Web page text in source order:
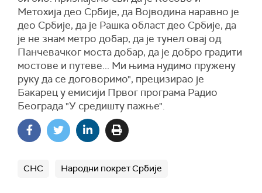
Метохија део Србије, да Војводина наравно је
део Србије, да је Рашка област део Србије, да
је не знам метро добар, да је тунел овај од
Панчевачког моста добар, да је добро градити
мостове и путеве... Ми њима нудимо пружену
руку да се договоримо", прецизирао је
Бакарец у емисији Првог програма Радио
Београда "У средишту пажње".
СНС Народни покрет Србије